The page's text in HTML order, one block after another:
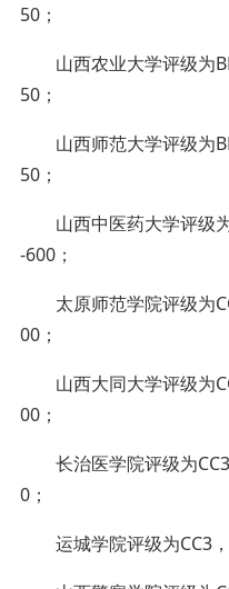
50；
山西农业大学评级为
50；
山西师范大学评级为
50；
山西中医药大学评级
-600；
太原师范学院评级为
00；
山西大同大学评级为
00；
长治医学院评级为
0；
运城学院评级为CC3